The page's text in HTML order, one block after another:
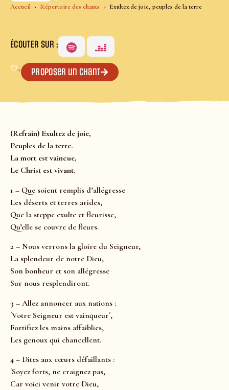
Accueil Répertoire des chants Exultez de joie, peuples de la terre
ÉCOUTER SUR :
♡+ Proposer un chant
(Refrain) Exultez de joie,
Peuples de la terre.
La mort est vaincue,
Le Christ est vivant.
1 – Que soient remplis d’allégresse
Les déserts et terres arides,
Que la steppe exulte et fleurisse,
Qu’elle se couvre de fleurs.
2 – Nous verrons la gloire du Seigneur,
La splendeur de notre Dieu,
Son bonheur et son allégresse
Sur nous resplendiront.
3 – Allez annoncer aux nations :
´Votre Seigneur est vainqueur´,
Fortifiez les mains affaiblies,
Les genoux qui chancellent.
4 – Dites aux cœurs défaillants :
´Soyez forts, ne craignez pas,
Car voici venir votre Dieu,